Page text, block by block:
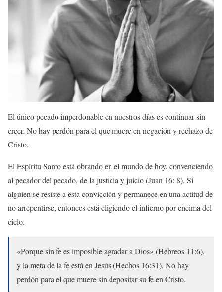
El único pecado imperdonable en nuestros días es continuar sin
creer. No hay perdón para el que muere en negación y rechazo de
Cristo.
El Espíritu Santo está obrando en el mundo de hoy, convenciendo
al pecador del pecado, de la justicia y juicio (Juan 16: 8). Si
alguien se resiste a esta convicción y permanece en una actitud de
no arrepentirse, entonces está eligiendo el infierno por encima del
cielo.
«Porque sin fe es imposible agradar a Dios» (Hebreos 11:6),
y la meta de la fe está en Jesús (Hechos 16:31). No hay
perdón para el que muere sin depositar su fe en Cristo.